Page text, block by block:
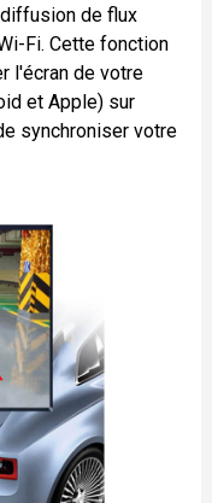
de flux
Fi. Cette fonction
l'écran de votre
et Apple) sur
synchroniser votre